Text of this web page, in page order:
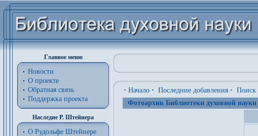
Главное меню
Новости
О проекте
Обратная связь
Поддержка проекта
Наследие Р. Штейнера
О Рудольфе Штейнере
· Начало · Последние добавления · Поиск
Фотоархив Библиотеки духовной науки